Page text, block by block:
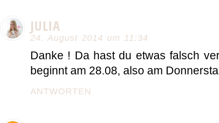
JULIA
24. August 2014 um 11:34
Danke ! Da hast du etwas falsch
beginnt am 28.08, also am
ANTWORTEN